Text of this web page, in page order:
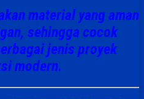
material yang aman
sehingga cocok
jenis proyek
modern.